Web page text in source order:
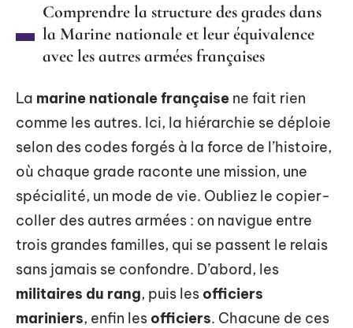
Comprendre la structure des grades dans
la Marine nationale et leur équivalence
avec les autres armées françaises
La marine nationale française ne fait rien
comme les autres. Ici, la hiérarchie se déploie
selon des codes forgés à la force de l’histoire,
où chaque grade raconte une mission, une
spécialité, un mode de vie. Oubliez le copier-
coller des autres armées : on navigue entre
trois grandes familles, qui se passent le relais
sans jamais se confondre. D’abord, les
militaires du rang, puis les officiers
mariniers, enfin les officiers. Chacune de ces